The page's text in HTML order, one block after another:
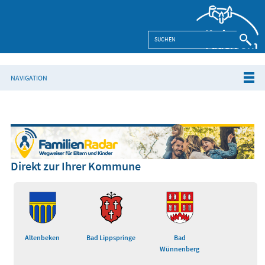
NAVIGATION
Direkt zur Ihrer Kommune
Altenbeken Bad Lippspringe
Bad
Wünnenberg